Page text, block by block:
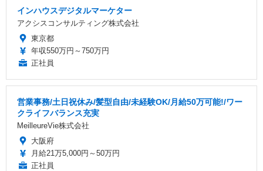
インハウスデジタルマーケター
アクシスコンサルティング株式会社
東京都
年収550万円～750万円
正社員
営業事務/土日祝休み/髪型自由/未経験OK/月給50万可能!/ワー
クライフバランス充実
MeilleureVie株式会社
大阪府
月給21万5,000円～50万円
正社員